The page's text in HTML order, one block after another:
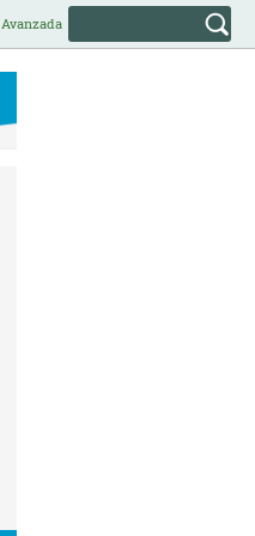
Avanzada